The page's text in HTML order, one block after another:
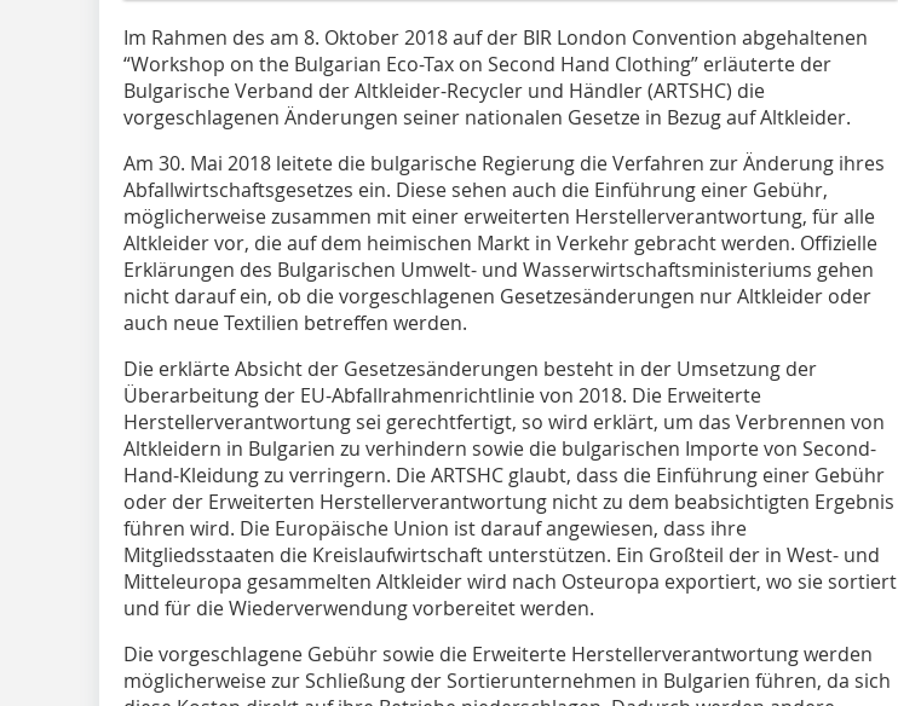
Im Rahmen des am 8. Oktober 2018 auf der BIR London Convention abgehaltenen
“Workshop on the Bulgarian Eco-Tax on Second Hand Clothing” erläuterte der
Bulgarische Verband der Altkleider-Recycler und Händler (ARTSHC) die
vorgeschlagenen Änderungen seiner nationalen Gesetze in Bezug auf Altkleider.
Am 30. Mai 2018 leitete die bulgarische Regierung die Verfahren zur Änderung ihres
Abfallwirtschaftsgesetzes ein. Diese sehen auch die Einführung einer Gebühr,
möglicherweise zusammen mit einer erweiterten Herstellerverantwortung, für alle
Altkleider vor, die auf dem heimischen Markt in Verkehr gebracht werden. Offizielle
Erklärungen des Bulgarischen Umwelt- und Wasserwirtschaftsministeriums gehen
nicht darauf ein, ob die vorgeschlagenen Gesetzesänderungen nur Altkleider oder
auch neue Textilien betreffen werden.
Die erklärte Absicht der Gesetzesänderungen besteht in der Umsetzung der
Überarbeitung der EU-Abfallrahmenrichtlinie von 2018. Die Erweiterte
Herstellerverantwortung sei gerechtfertigt, so wird erklärt, um das Verbrennen von
Altkleidern in Bulgarien zu verhindern sowie die bulgarischen Importe von Second-
Hand-Kleidung zu verringern. Die ARTSHC glaubt, dass die Einführung einer Gebühr
oder der Erweiterten Herstellerverantwortung nicht zu dem beabsichtigten Ergebnis
führen wird. Die Europäische Union ist darauf angewiesen, dass ihre
Mitgliedsstaaten die Kreislaufwirtschaft unterstützen. Ein Großteil der in West- und
Mitteleuropa gesammelten Altkleider wird nach Osteuropa exportiert, wo sie sortiert
und für die Wiederverwendung vorbereitet werden.
Die vorgeschlagene Gebühr sowie die Erweiterte Herstellerverantwortung werden
möglicherweise zur Schließung der Sortierunternehmen in Bulgarien führen, da sich